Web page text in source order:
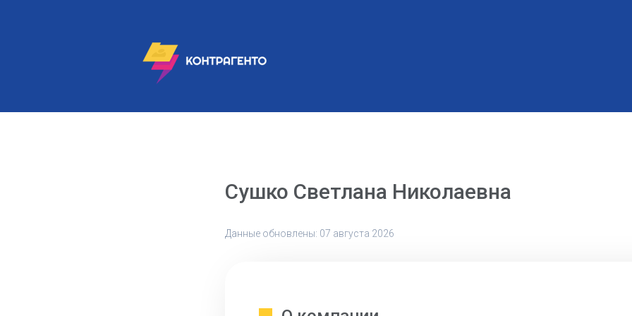
Сушко Светлана Николаевна
Данные обновлены: 07 августа 2026